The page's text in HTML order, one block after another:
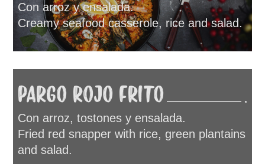
Con arroz y ensalada.
Creamy seafood casserole, rice and salad.
PARGO ROJO FRITO .
Con arroz, tostones y ensalada.
Fried red snapper with rice, green plantains
and salad.